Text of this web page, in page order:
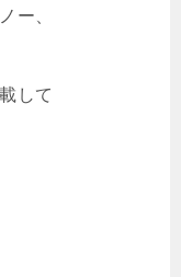
ー、
して